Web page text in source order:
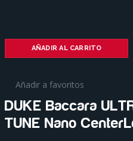
AÑADIR AL CARRITO
Añadir a favoritos
DUKE Baccara
TUNE Nano